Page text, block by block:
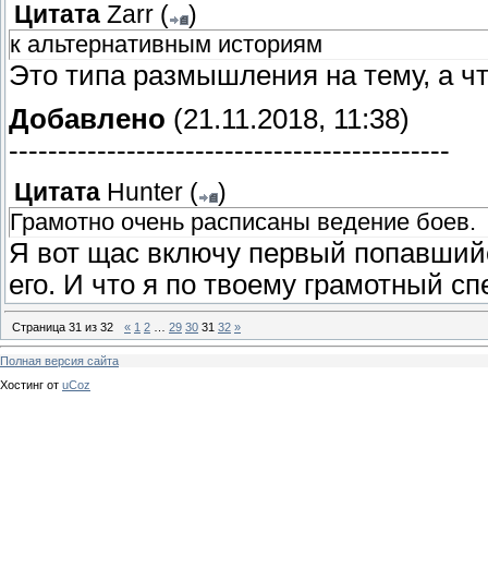
Цитата Zarr (
)
к альтернативным историям
Это типа размышления на тему, а
Добавлено (21.11.2018, 11:38)
---------------------------------------------
Цитата Hunter (
)
Грамотно очень расписаны ведение боев.
Я вот щас включу первый
его. И что я по твоему грамотный
Страница 31 из 32 « 1 2 29 30 31 32 »
Полная версия сайта
Хостинг от uCoz